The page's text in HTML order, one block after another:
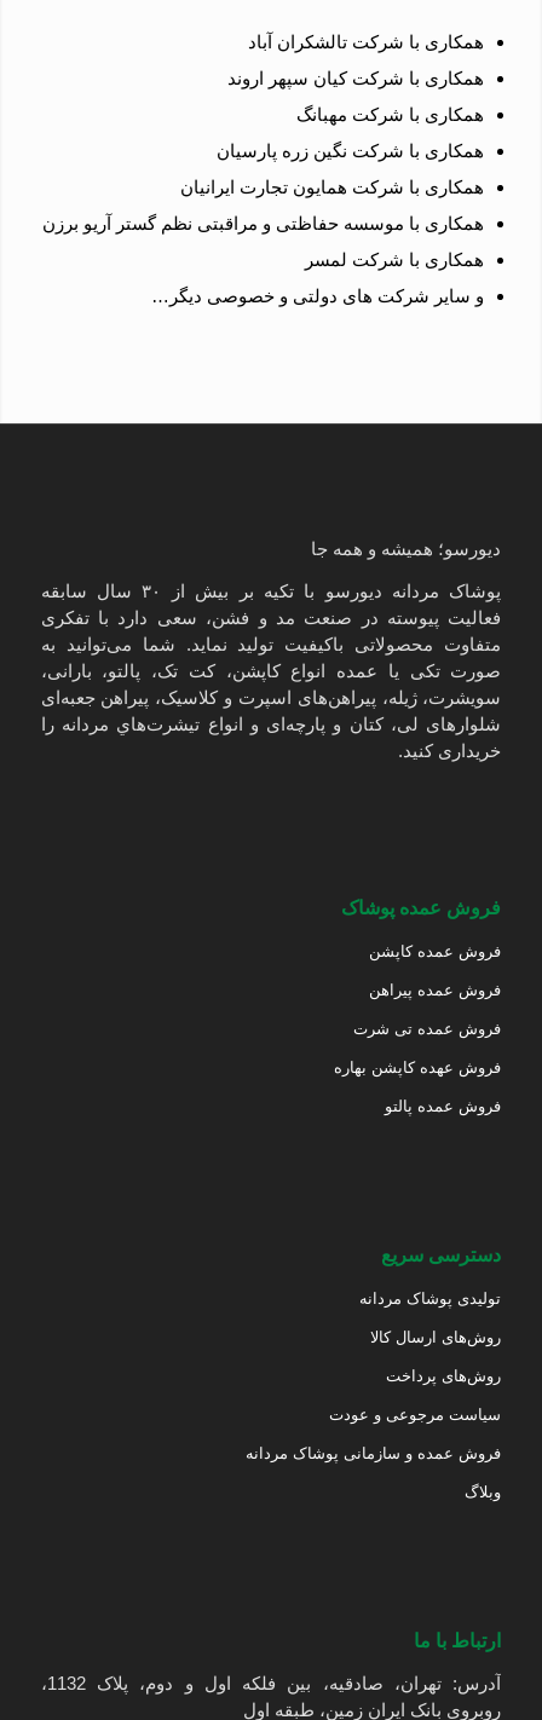
همکاری با شرکت تالشکران آباد
همکاری با شرکت کیان سپهر اروند
همکاری با شرکت مهبانگ
همکاری با شرکت نگین زره پارسیان
همکاری با شرکت همایون تجارت ایرانیان
همکاری با موسسه حفاظتی و مراقبتی نظم گستر آریو برزن
همکاری با شرکت لمسر
و سایر شرکت های دولتی و خصوصی دیگر…
دیورسو؛ همیشه و همه جا
پوشاک مردانه دیورسو با تکیه بر بیش از ۳۰ سال سابقه
فعالیت پیوسته در صنعت مد و فشن، سعی دارد با تفکری
متفاوت محصولاتی باکیفیت تولید نماید. شما می‌توانید به
صورت تکی یا عمده انواع کاپشن، کت تک، پالتو، بارانی،
سویشرت، ژیله، پیراهن‌های اسپرت و کلاسیک، پیراهن جعبه‌ای
شلوارهای لی، کتان و پارچه‌ای و انواع تیشرت‌هاي مردانه را
خریداری کنید.
فروش عمده پوشاک
فروش عمده کاپشن
فروش عمده پیراهن
فروش عمده تی شرت
فروش عهده کاپشن بهاره
فروش عمده پالتو
دسترسی سریع
تولیدی پوشاک مردانه
روش‌های ارسال کالا
روش‌های پرداخت
سیاست مرجوعی و عودت
فروش عمده و سازمانی پوشاک مردانه
وبلاگ
ارتباط با ما
آدرس: تهران، صادقیه، بین فلکه اول و دوم، پلاک 1132،
روبروی بانک ایران زمین، طبقه اول